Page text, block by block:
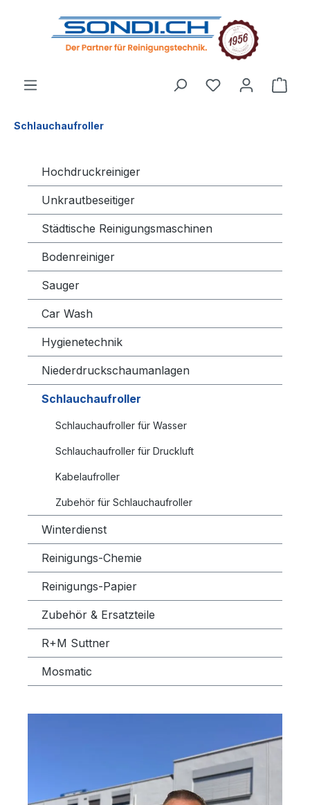
springen
Schlauchaufroller
Hochdruckreiniger
Unkrautbeseitiger
Städtische Reinigungsmaschinen
Bodenreiniger
Sauger
Car Wash
Hygienetechnik
Niederdruckschaumanlagen
Schlauchaufroller
Schlauchaufroller für Wasser
Schlauchaufroller für Druckluft
Kabelaufroller
Zubehör für Schlauchaufroller
Winterdienst
Reinigungs-Chemie
Reinigungs-Papier
Zubehör & Ersatzteile
R+M Suttner
Mosmatic